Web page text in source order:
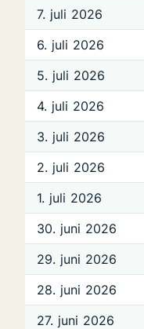
7. juli 2026
6. juli 2026
5. juli 2026
4. juli 2026
3. juli 2026
2. juli 2026
1. juli 2026
30. juni 2026
29. juni 2026
28. juni 2026
27. juni 2026